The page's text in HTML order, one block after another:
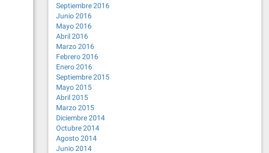
Septiembre 2016
Junio 2016
Mayo 2016
Abril 2016
Marzo 2016
Febrero 2016
Enero 2016
Septiembre 2015
Mayo 2015
Abril 2015
Marzo 2015
Diciembre 2014
Octubre 2014
Agosto 2014
Junio 2014